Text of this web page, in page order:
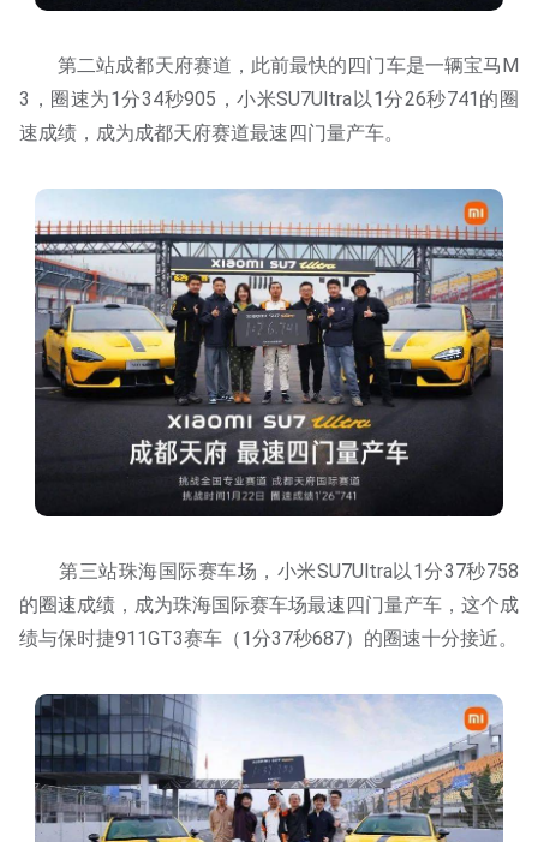
第二站成都天府赛道，此前最快的四门车是一辆宝马M
3，圈速为1分34秒905，小米SU7Ultra以1分26秒741的圈
速成绩，成为成都天府赛道最速四门量产车。
第三站珠海国际赛车场，小米SU7Ultra以1分37秒758
的圈速成绩，成为珠海国际赛车场最速四门量产车，这个成
绩与保时捷911GT3赛车（1分37秒687）的圈速十分接近。